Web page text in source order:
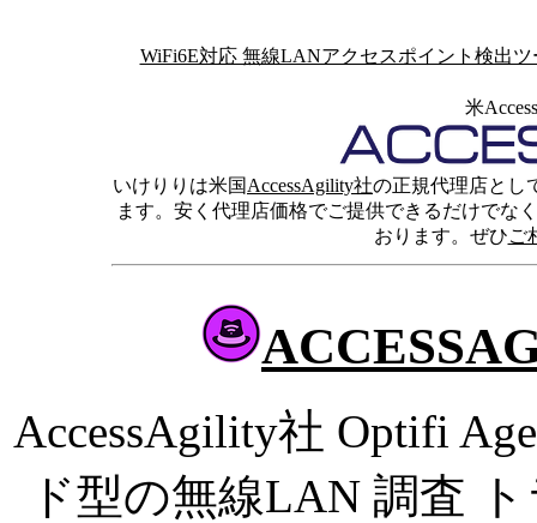
WiFi6E対応 無線LANアクセスポイント検出ツ
米
いけりりは米国AccessAgility社の正規代理店とし
ます。安く代理店価格でご提供できるだけでな
おります。ぜひご
AccessAgility社 Optifi
ド型の無線LAN 調査